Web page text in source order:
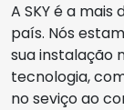
A SKY é a
país. Nós
sua instalação
tecnologia,
no seviço ao